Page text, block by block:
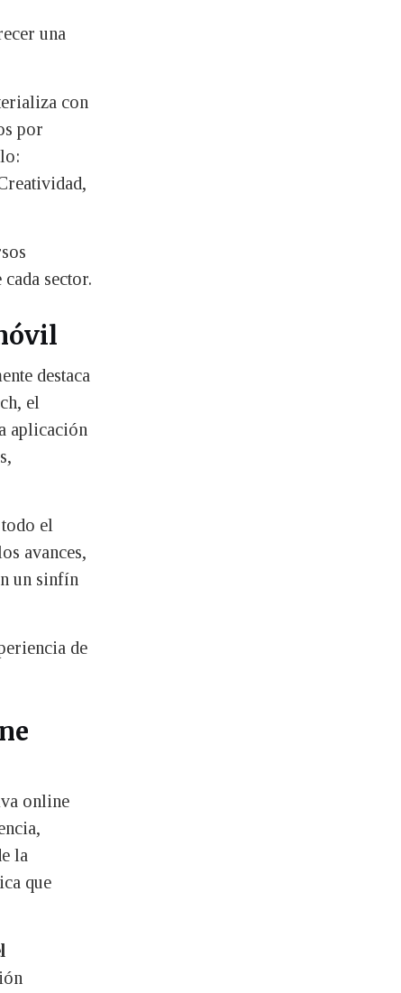
una
con
por
sector.
destaca
el
aplicación
el
avances,
un sinfín
de
online
la
que